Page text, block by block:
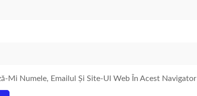
Mi Numele, Emailul Și Site-Ul Web În Acest